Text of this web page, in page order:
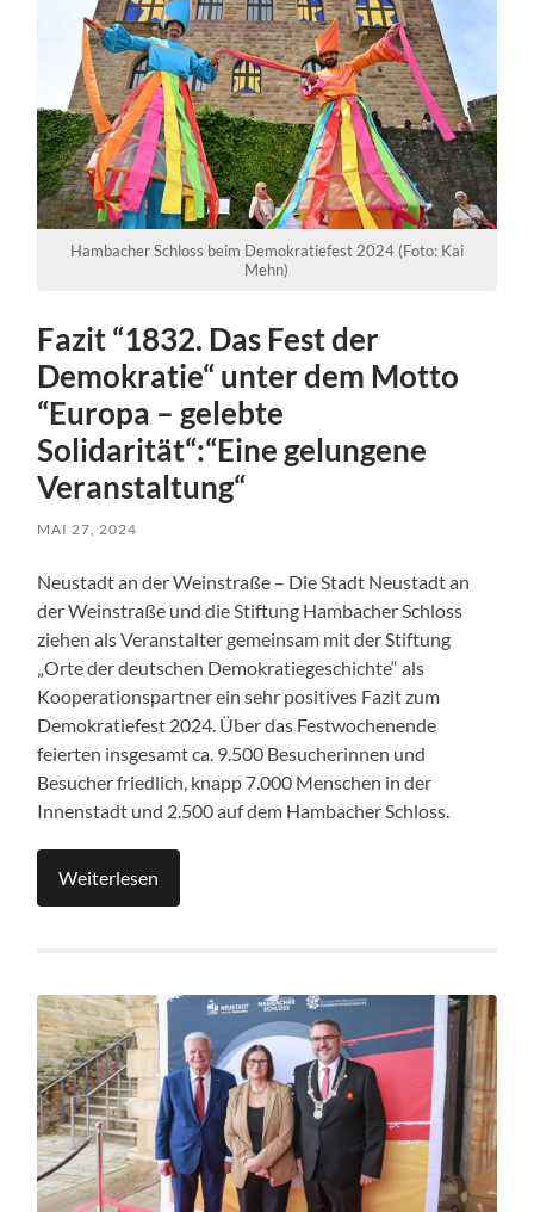
Hambacher Schloss beim Demokratiefest 2024 (Foto: Kai
Mehn)
Fazit “1832. Das Fest der
Demokratie“ unter dem Motto
“Europa – gelebte
Solidarität“:“Eine gelungene
Veranstaltung“
MAI 27, 2024
Neustadt an der Weinstraße – Die Stadt Neustadt an
der Weinstraße und die Stiftung Hambacher Schloss
ziehen als Veranstalter gemeinsam mit der Stiftung
„Orte der deutschen Demokratiegeschichte“ als
Kooperationspartner ein sehr positives Fazit zum
Demokratiefest 2024. Über das Festwochenende
feierten insgesamt ca. 9.500 Besucherinnen und
Besucher friedlich, knapp 7.000 Menschen in der
Innenstadt und 2.500 auf dem Hambacher Schloss.
Weiterlesen